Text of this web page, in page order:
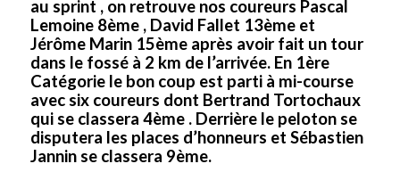
au sprint , on retrouve nos coureurs Pascal
Lemoine 8ème , David Fallet 13ème et
Jérôme Marin 15ème après avoir fait un tour
dans le fossé à 2 km de l’arrivée. En 1ère
Catégorie le bon coup est parti à mi-course
avec six coureurs dont Bertrand Tortochaux
qui se classera 4ème . Derrière le peloton se
disputera les places d’honneurs et Sébastien
Jannin se classera 9ème.